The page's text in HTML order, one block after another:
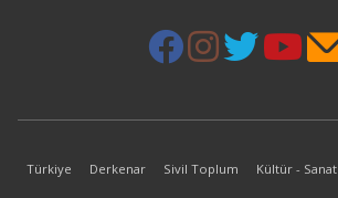
Türkiye Derkenar Sivil Toplum Kültür - Sanat